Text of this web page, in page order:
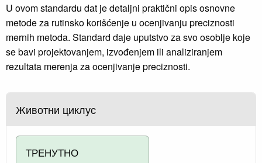
U ovom standardu dat je detaljni praktični opis osnovne
metode za rutinsko korišćenje u ocenjivanju preciznosti
mernih metoda. Standard daje uputstvo za svo osoblje koje
se bavi projektovanjem, izvođenjem ili analiziranjem
rezultata merenja za ocenjivanje preciznosti.
Животни циклус
ТРЕНУТНО